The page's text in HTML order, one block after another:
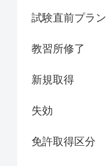
試験直前プラン
教習所修了
新規取得
失効
免許取得区分